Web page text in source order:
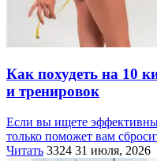
Как похудеть на 10
и тренировок
Если вы ищете
только поможет вам
Читать 3324 31 июля, 2026